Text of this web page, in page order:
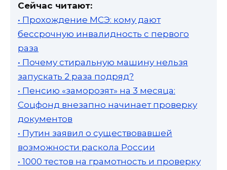
Сейчас читают:
• Прохождение МСЭ: кому дают
бессрочную инвалидность с первого
раза
• Почему стиральную машину нельзя
запускать 2 раза подряд?
• Пенсию «заморозят» на 3 месяца:
Соцфонд внезапно начинает проверку
документов
• Путин заявил о существовавшей
возможности раскола России
• 1000 тестов на грамотность и проверку